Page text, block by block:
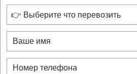
👉 Выберите что перевозить